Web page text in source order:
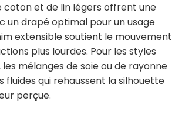
coton et de lin légers offrent une
un drapé optimal pour un usage
extensible soutient le mouvement
plus lourdes. Pour les styles
mélanges de soie ou de rayonne
fluides qui rehaussent la silhouette
perçue.